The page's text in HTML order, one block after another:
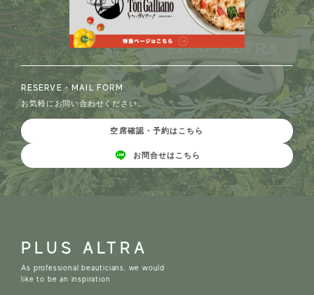
PLUS ALTRA
As professional beauticians, we would
like to be an inspiration
RESERVE・MAIL FORM
お気軽にお問い合わせください。
空席確認・予約はこちら
お問合せはこちら